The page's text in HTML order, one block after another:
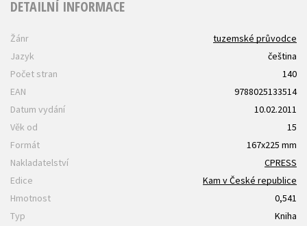
DETAILNÍ INFORMACE
Žánr
tuzemské průvodce
Jazyk
čeština
Počet stran
140
EAN
9788025133514
Datum vydání
10.02.2011
Věk od
15
Formát
167x225 mm
Nakladatelství
CPRESS
Edice
Kam v České republice
Hmotnost
0,541
Typ
Kniha